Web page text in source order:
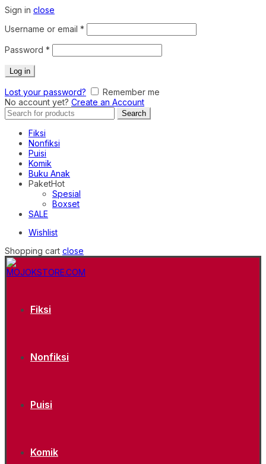
Sign in close
Username or email *
Password *
Log in
Lost your password?
Remember me
No account yet? Create an Account
Search
for:
Search
Fiksi
Nonfiksi
Puisi
Komik
Buku Anak
PaketHot
Spesial
Boxset
SALE
Wishlist
Shopping cart close
Fiksi
Nonfiksi
Puisi
Komik